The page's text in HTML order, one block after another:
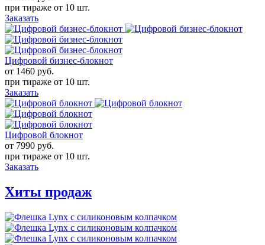
при тираже от 10 шт.
Заказать
Цифровой бизнес-блокнот
от 1460 руб.
при тираже от 10 шт.
Заказать
Цифровой блокнот
от 7990 руб.
при тираже от 10 шт.
Заказать
Хиты продаж